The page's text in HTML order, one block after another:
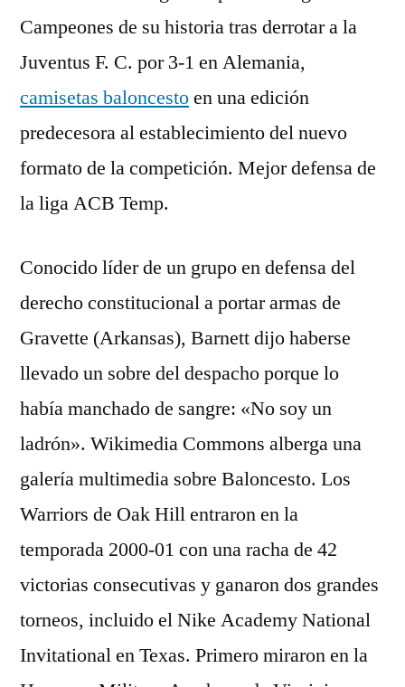
Campeones de su historia tras derrotar a la
Juventus F. C. por 3-1 en Alemania,
camisetas baloncestoen una edición
predecesora al establecimiento del nuevo
formato de la competición. Mejor defensa de
la liga ACB Temp.
Conocido líder de un grupo en defensa del
derecho constitucional a portar armas de
Gravette (Arkansas), Barnett dijo haberse
llevado un sobre del despacho porque lo
había manchado de sangre: «No soy un
ladrón». Wikimedia Commons alberga una
galería multimedia sobre Baloncesto. Los
Warriors de Oak Hill entraron en la
temporada 2000-01 con una racha de 42
victorias consecutivas y ganaron dos grandes
torneos, incluido el Nike Academy National
Invitational en Texas. Primero miraron en la